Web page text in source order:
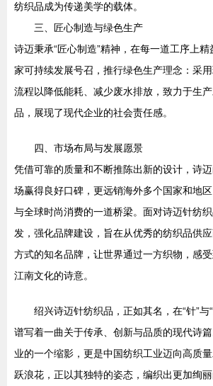
纺织品成为传递美学的载体。
三、匠心制造与绿色生产
诗迈秉承“匠心制造”精神，在每一道工序上
家可持续发展号召，推行绿色生产理念：采
流程以降低能耗、减少废水排放，致力于生
品，展现了现代企业的社会责任感。
四、市场布局与发展愿景
凭借可靠的质量和不断推陈出新的设计，诗
场赢得良好口碑，更远销海外多个国家和地
与全球时尚消费的一道桥梁。面对诗迈针纺
发，强化品牌建设，旨在从优秀的纺织品供
方式的知名品牌，让世界通过一方织物，感
江南文化的诗意。
绍兴诗迈针纺织品，正如其名，在“针”与
谱写着一曲关于传承、创新与品质的现代诗
业的一个缩影，更是中国纺织工业迈向高质
跃浪花，正以其独特的姿态，编织出更加绚丽